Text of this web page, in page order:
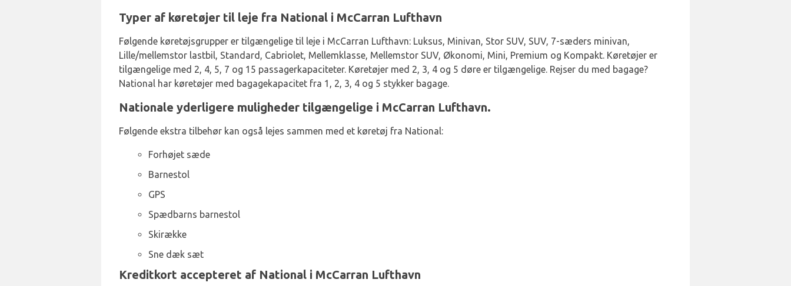
Typer af køretøjer til leje fra National i McCarran Lufthavn
Følgende køretøjsgrupper er tilgængelige til leje i McCarran Lufthavn: Luksus, Minivan, Stor SUV, SUV, 7-sæders minivan,
Lille/mellemstor lastbil, Standard, Cabriolet, Mellemklasse, Mellemstor SUV, Økonomi, Mini, Premium og Kompakt. Køretøjer er
tilgængelige med 2, 4, 5, 7 og 15 passagerkapaciteter. Køretøjer med 2, 3, 4 og 5 døre er tilgængelige. Rejser du med bagage?
National har køretøjer med bagagekapacitet fra 1, 2, 3, 4 og 5 stykker bagage.
Nationale yderligere muligheder tilgængelige i McCarran Lufthavn.
Følgende ekstra tilbehør kan også lejes sammen med et køretøj fra National:
Forhøjet sæde
Barnestol
GPS
Spædbarns barnestol
Skirække
Sne dæk sæt
Kreditkort accepteret af National i McCarran Lufthavn